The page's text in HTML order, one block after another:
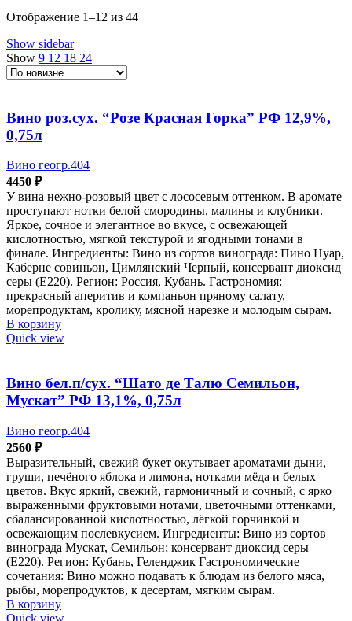
Отображение 1–12 из 44Сортировка:
Show sidebar
Show 9 12 18 24
Вино роз.сух. “Розе Красная Горка” РФ 12,9%,
0,75л
Вино геогр.404
4450 ₽
У вина нежно-розовый цвет с лососевым оттенком. В аромате
проступают нотки белой смородины, малины и клубники.
Яркое, сочное и элегантное во вкусе, с освежающей
кислотностью, мягкой текстурой и ягодными тонами в
финале. Ингредиенты: Вино из сортов винограда: Пино Нуар,
Каберне совиньон, Цимлянский Черный, консервант диоксид
серы (Е220). Регион: Россия, Кубань. Гастрономия:
прекрасный аперитив и компаньон пряному салату,
морепродуктам, кролику, мясной нарезке и молодым сырам.
В корзину
Quick view
Вино бел.п/сух. “Шато де Талю Семильон,
Мускат” РФ 13,1%, 0,75л
Вино геогр.404
2560 ₽
Выразительный, свежий букет окутывает ароматами дыни,
груши, печёного яблока и лимона, нотками мёда и белых
цветов. Вкус яркий, свежий, гармоничный и сочный, с ярко
выраженными фруктовыми нотами, цветочными оттенками,
сбалансированной кислотностью, лёгкой горчинкой и
освежающим послевкусием. Ингредиенты: Вино из сортов
винограда Мускат, Семильон; консервант диоксид серы
(Е220). Регион: Кубань, Геленджик Гастрономические
сочетания: Вино можно подавать к блюдам из белого мяса,
рыбы, морепродуктов, к десертам, мягким сырам.
В корзину
Quick view